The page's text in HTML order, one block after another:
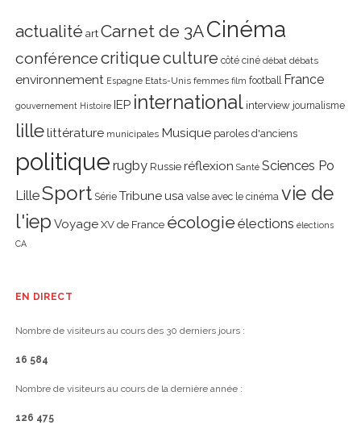
actualité art Carnet de 3ACinéma
conférencecritiqueculture côté ciné débat débats
environnement Espagne Etats-Unis femmes film football France
gouvernement Histoire IEP international interview journalisme
lillelittérature municipales Musique paroles d'anciens
politique rugby Russie réflexion Santé Sciences Po
LilleSport Série Tribune usa valse avec le cinéma vie de
l'iep Voyage XV de France écologie élections élections
CA
EN DIRECT
Nombre de visiteurs au cours des 30 derniers jours :
16 584
Nombre de visiteurs au cours de la dernière année :
126 475